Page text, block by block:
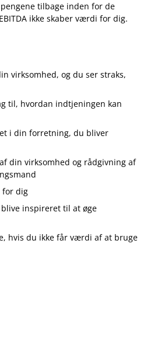
tilbage inden for de
ikke skaber værdi for dig.
virksomhed, og du ser straks,
til, hvordan indtjeningen kan
i din forretning, du bliver
din virksomhed og rådgivning af
for dig
inspireret til at øge
hvis du ikke får værdi af at bruge